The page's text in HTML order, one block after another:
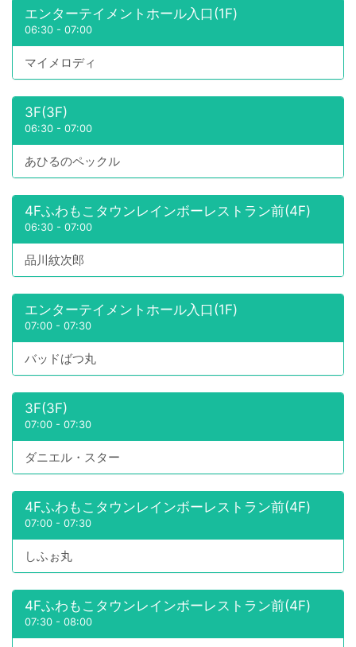
エンターテイメントホール入口(1F)
06:30 - 07:00
マイメロディ
3F(3F)
06:30 - 07:00
あひるのペックル
4Fふわもこタウンレインボーレストラン前(4F)
06:30 - 07:00
品川紋次郎
エンターテイメントホール入口(1F)
07:00 - 07:30
バッドばつ丸
3F(3F)
07:00 - 07:30
ダニエル・スター
4Fふわもこタウンレインボーレストラン前(4F)
07:00 - 07:30
しふぉ丸
4Fふわもこタウンレインボーレストラン前(4F)
07:30 - 08:00